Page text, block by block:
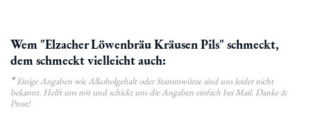
Wem "Elzacher Löwenbräu Kräusen Pils" schmeckt,
dem schmeckt vielleicht auch:
*Einige Angaben wie Alkoholgehalt oder Stammwürze sind uns leider nicht
bekannt. Helft uns mit und schickt uns die Angaben einfach bei Mail. Danke &
Prost!